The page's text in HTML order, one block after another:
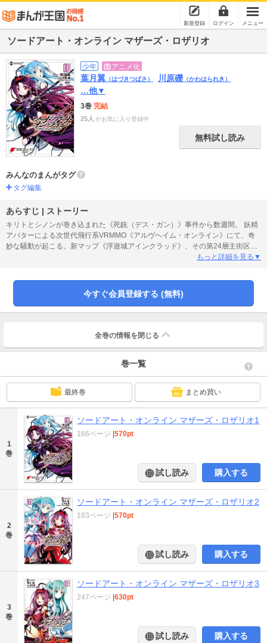
新規登録 ログイン メニュー
ソードアート・オンライン マザーズ・ロザリオ
少年 アニメ化
葉月翼 （はづきつばさ） 川原礫 （かわはられき）
…他▼
3巻 完結
25人 がお気に入り登録中
無料試し読み
みんなのまんがタグ
タグ編集
あらすじ | ストーリー
キリトとシノンが巻き込まれた《死銃（デス・ガン）》事件から数週間。 妖精
アバターによる次世代飛行系VRMMO《アルヴヘイム・オンライン》にて、奇
妙な騒動が起こる。新マップ《浮遊城アインクラッド》、その第24層主街区北
部に現われる謎のアバターは、自身の持つ《オリジナル・ソードスキル》を賭
挑むのだが、結果、紙一重の差で敗北してしまう。 しかし、そのデュエルが終
わるやいなや、《絶剣》はアスナを自身のギルドに誘い始めた!? 《絶剣》と呼
もっと詳細を見る▼
今すぐ会員登録する (無料)
全巻の情報を 閉じる
巻一覧
最終巻 まとめ買い
1
巻
ソードアート・オンライン マザーズ・ロザリオ1
166ページ |570pt
試し読み 購入する
2
巻
ソードアート・オンライン マザーズ・ロザリオ2
183ページ |570pt
試し読み 購入する
3
巻
ソードアート・オンライン マザーズ・ロザリオ3
247ページ |630pt
試し読み 購入する